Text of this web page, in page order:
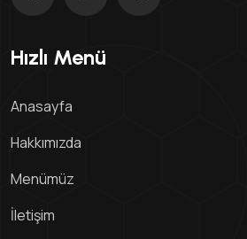
Hızlı Menü
Anasayfa
Hakkımızda
Menümüz
İletişim